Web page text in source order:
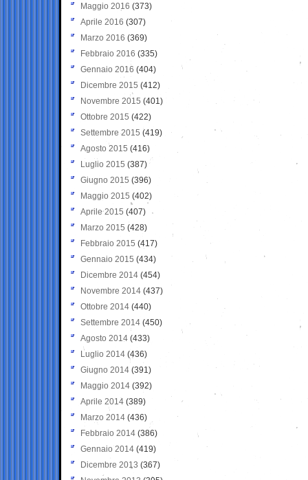
Maggio 2016 (373)
Aprile 2016 (307)
Marzo 2016 (369)
Febbraio 2016 (335)
Gennaio 2016 (404)
Dicembre 2015 (412)
Novembre 2015 (401)
Ottobre 2015 (422)
Settembre 2015 (419)
Agosto 2015 (416)
Luglio 2015 (387)
Giugno 2015 (396)
Maggio 2015 (402)
Aprile 2015 (407)
Marzo 2015 (428)
Febbraio 2015 (417)
Gennaio 2015 (434)
Dicembre 2014 (454)
Novembre 2014 (437)
Ottobre 2014 (440)
Settembre 2014 (450)
Agosto 2014 (433)
Luglio 2014 (436)
Giugno 2014 (391)
Maggio 2014 (392)
Aprile 2014 (389)
Marzo 2014 (436)
Febbraio 2014 (386)
Gennaio 2014 (419)
Dicembre 2013 (367)